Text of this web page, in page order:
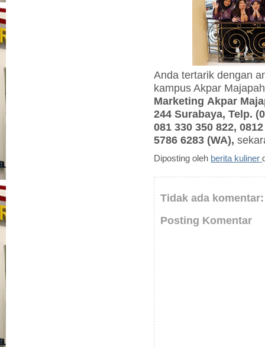
Anda tertarik dengan
kampus Akpar
Marketing Akpar
244 Surabaya, Telp.
081 330 350 822,
5786 6283 (WA),
Diposting oleh berita kuliner
Tidak ada komentar:
Posting Komentar